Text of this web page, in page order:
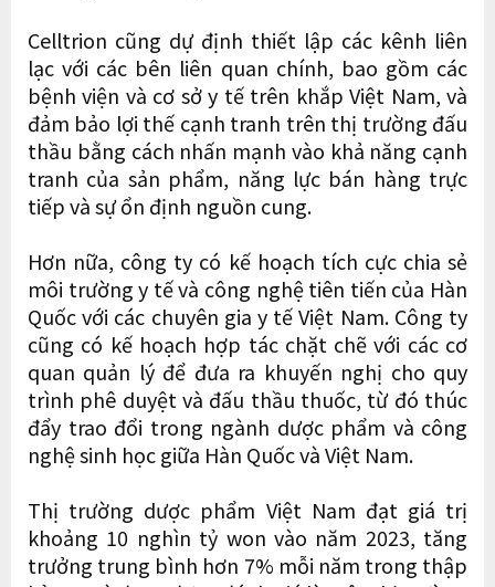
Celltrion cũng dự định thiết lập các kênh liên
lạc với các bên liên quan chính, bao gồm các
bệnh viện và cơ sở y tế trên khắp Việt Nam, và
đảm bảo lợi thế cạnh tranh trên thị trường đấu
thầu bằng cách nhấn mạnh vào khả năng cạnh
tranh của sản phẩm, năng lực bán hàng trực
tiếp và sự ổn định nguồn cung.
Hơn nữa, công ty có kế hoạch tích cực chia sẻ
môi trường y tế và công nghệ tiên tiến của Hàn
Quốc với các chuyên gia y tế Việt Nam. Công ty
cũng có kế hoạch hợp tác chặt chẽ với các cơ
quan quản lý để đưa ra khuyến nghị cho quy
trình phê duyệt và đấu thầu thuốc, từ đó thúc
đẩy trao đổi trong ngành dược phẩm và công
nghệ sinh học giữa Hàn Quốc và Việt Nam.
Thị trường dược phẩm Việt Nam ​​đạt giá trị
khoảng 10 nghìn tỷ won vào năm 2023, tăng
trưởng trung bình hơn 7% mỗi năm trong thập